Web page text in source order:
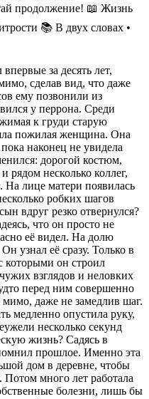
продолжение! 📖 Жизнь
📚 В двух словах •
за десять лет,
сделав вид, что даже
ему позвонили из
у перрона. Среди
к груди старую
пожилая женщина. Она
наконец не увидела
дорогой костюм,
рядом несколько коллег,
На лице матери появилась
робких шагов
вдруг резко отвернулся?
что он просто не
её видел. На долю
узнал её сразу. Только в
которыми он строил
взглядов и неловких
перед ним совершенно
даже не замедлив шаг.
медленно опустила руку,
несколько секунд
жизнь? Садясь в
прошлое. Именно эта
дом в деревне, чтобы
Потом много лет работала
болезни, лишь бы